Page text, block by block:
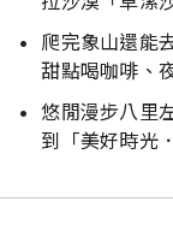
爬完象山還能
甜點喝咖啡、
悠閒漫步八里
到「美好時光